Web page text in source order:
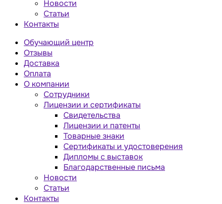
Новости
Статьи
Контакты
Обучающий центр
Отзывы
Доставка
Оплата
О компании
Сотрудники
Лицензии и сертификаты
Свидетельства
Лицензии и патенты
Товарные знаки
Сертификаты и удостоверения
Дипломы с выставок
Благодарственные письма
Новости
Статьи
Контакты